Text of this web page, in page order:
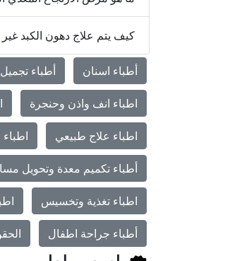
كيف يتم علاج دهون الكبد غير
أطباء اسنان أطباء تجميل
اطباء انف واذن وحنجرة
اطباء علاج طبيعي
أطباء تكميم معدة وتحويل
اطباء تغذية وتخسيس
أطباء جراحة اطفال